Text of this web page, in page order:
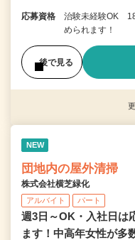
応募資格
治験未経験OK
められます！
後で見る
NEW
団地内の屋外清掃
株式会社横芝緑化
アルバイト パート
週3日～OK・入社日は
ます！中高年女性が多